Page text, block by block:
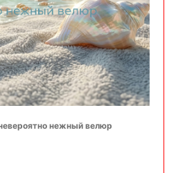
нежный велюр